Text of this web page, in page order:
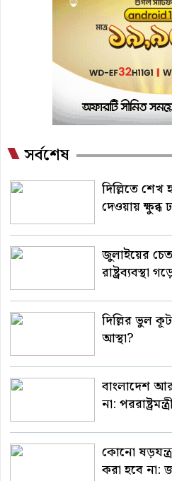
সর্বশেষ
দিল্লিতে
দেওয়ায় ক্ষুব্ধ
জুলাইয়ের
রাষ্ট্রব্যবস্থা
দিল্লির ভুল
আস্থা?
বাংলাদেশ
না: পররাষ্ট্রমন্ত্রী
কোনো
করা হবে না: